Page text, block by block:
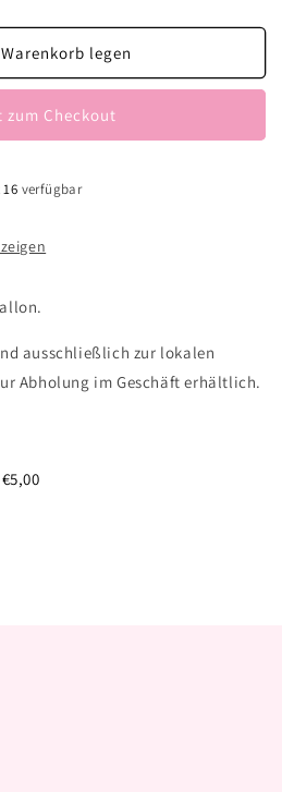
legen
zum Checkout
verfügbar
ausschließlich zur lokalen
Abholung im Geschäft erhältlich.